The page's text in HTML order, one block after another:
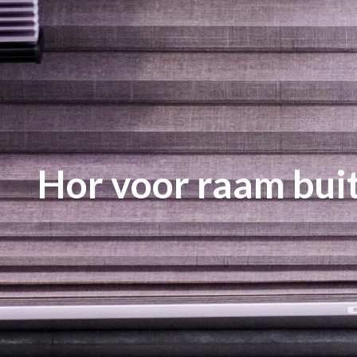
Hor voor raam